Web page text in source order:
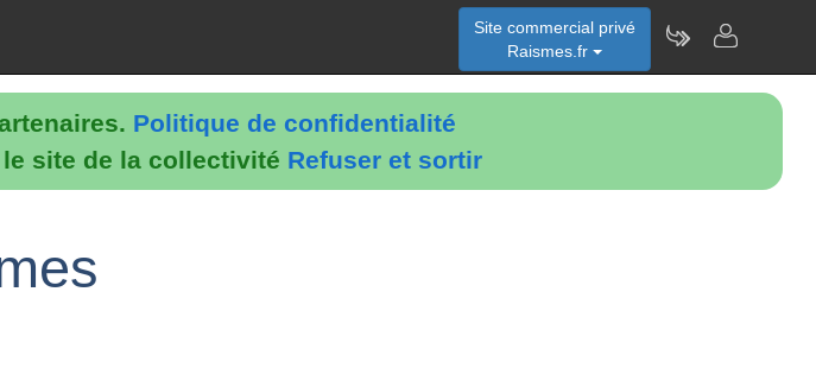
Politique de confidentialité
site de la collectivité Refuser et sortir
Site commercial privé
Raismes.fr